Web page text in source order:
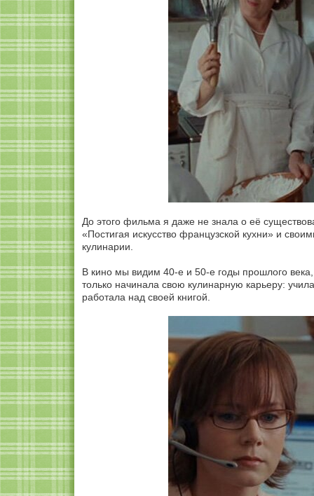
До этого фильма я даже не знала о её
«Постигая искусство французской кухни» и
кулинарии.
В кино мы видим 40-е и 50-е годы прошлого
только начинала свою кулинарную карьеру:
работала над своей книгой.